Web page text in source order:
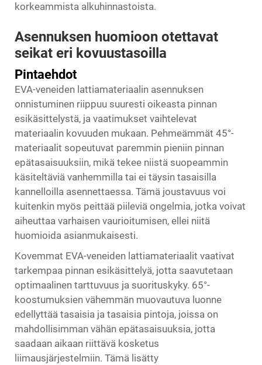
korkeammista alkuhinnastoista.
Asennuksen huomioon otettavat
seikat eri kovuustasoilla
Pintaehdot
EVA-veneiden lattiamateriaalin asennuksen
onnistuminen riippuu suuresti oikeasta pinnan
esikäsittelystä, ja vaatimukset vaihtelevat
materiaalin kovuuden mukaan. Pehmeämmät 45°-
materiaalit sopeutuvat paremmin pieniin pinnan
epätasaisuuksiin, mikä tekee niistä suopeammin
käsiteltäviä vanhemmilla tai ei täysin tasaisilla
kannelloilla asennettaessa. Tämä joustavuus voi
kuitenkin myös peittää piileviä ongelmia, jotka voivat
aiheuttaa varhaisen vaurioitumisen, ellei niitä
huomioida asianmukaisesti.
Kovemmat EVA-veneiden lattiamateriaalit vaativat
tarkempaa pinnan esikäsittelyä, jotta saavutetaan
optimaalinen tarttuvuus ja suorituskyky. 65°-
koostumuksien vähemmän muovautuva luonne
edellyttää tasaisia ja tasaisia pintoja, joissa on
mahdollisimman vähän epätasaisuuksia, jotta
saadaan aikaan riittävä kosketus
liimausjärjestelmiin. Tämä lisätty